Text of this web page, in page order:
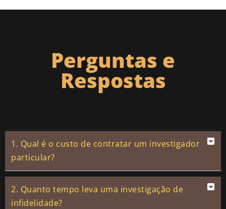
Perguntas e
Respostas
1. Qual é o custo de contratar um investigador
particular?
2. Quanto tempo leva uma investigação de
infidelidade?